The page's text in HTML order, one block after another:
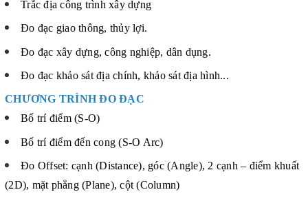
Trắc địa công trình xây dựng
Đo đạc giao thông, thủy lợi.
Đo đạc xây dựng, công nghiệp, dân dụng.
Đo đạc khảo sát địa chính, khảo sát địa hình...
CHƯƠNG TRÌNH ĐO ĐẠC
Bố trí điểm (S-O)
Bố trí điểm đến cong (S-O Arc)
Đo Offset: cạnh (Distance), góc (Angle), 2 cạnh – điểm khuất
(2D), mặt phẳng (Plane), cột (Column)